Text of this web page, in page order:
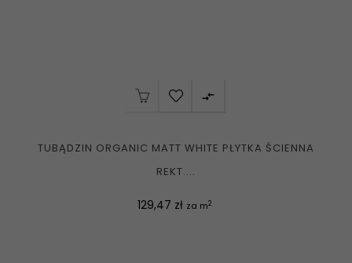

TUBĄDZIN ORGANIC MATT WHITE PŁYTKA ŚCIENNA
REKT....
Cena
129,47 zł za m2